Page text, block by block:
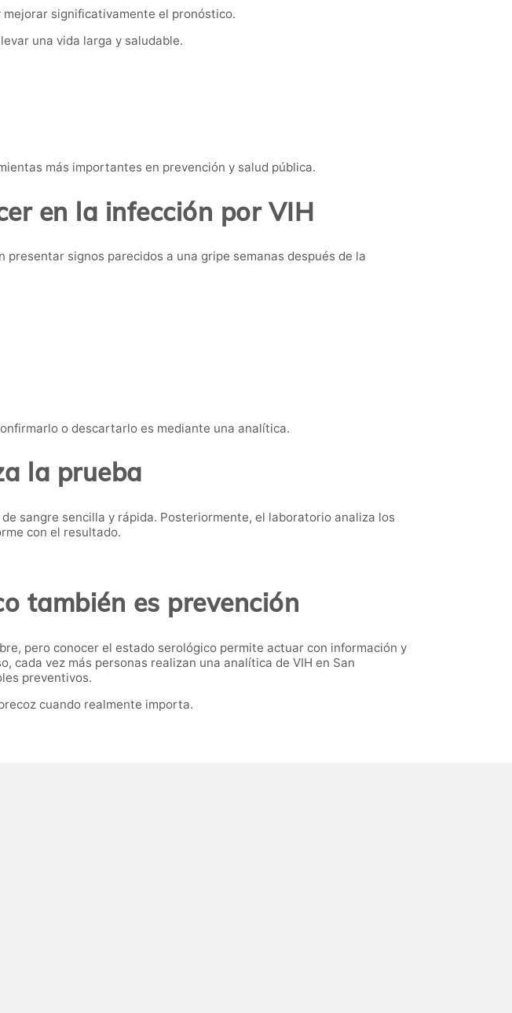
significativamente el pronóstico.
una vida larga y saludable.
más importantes en prevención y salud pública.
en la infección por VIH
signos parecidos a una gripe semanas después de la
o descartarlo es mediante una analítica.
la prueba
sangre sencilla y rápida. Posteriormente, el laboratorio analiza los
con el resultado.
también es prevención
pero conocer el estado serológico permite actuar con información y
cada vez más personas realizan una analítica de VIH en San
preventivos.
cuando realmente importa.